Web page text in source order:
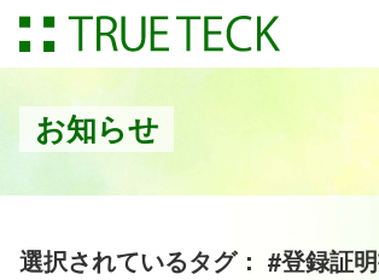
お知らせ
選択されているタグ： #登録証